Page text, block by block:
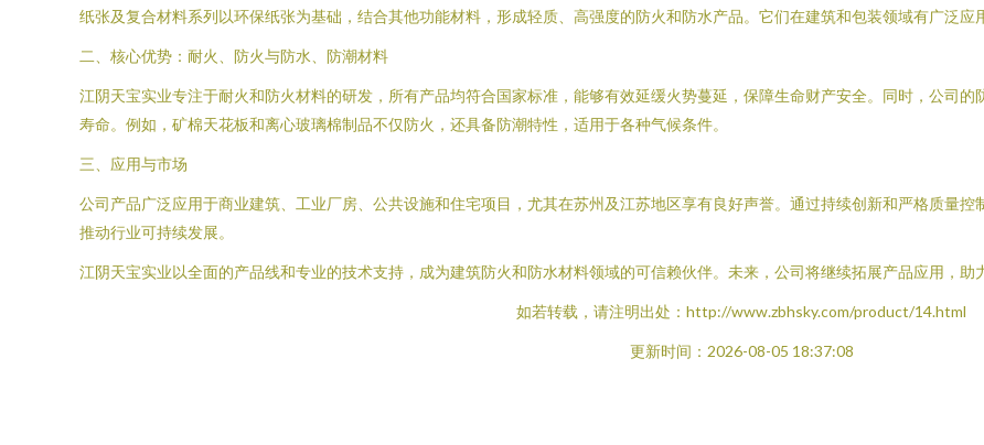
纸张及复合材料系列以环保纸张为基础，结合其他功能材料，形成轻质、高强度的防火和防水产品。它们在建筑和包装领域有广泛应
二、核心优势：耐火、防火与防水、防潮材料
江阴天宝实业专注于耐火和防火材料的研发，所有产品均符合国家标准，能够有效延缓火势蔓延，保障生命财产安全。同时，公司
寿命。例如，矿棉天花板和离心玻璃棉制品不仅防火，还具备防潮特性，适用于各种气候条件。
三、应用与市场
公司产品广泛应用于商业建筑、工业厂房、公共设施和住宅项目，尤其在苏州及江苏地区享有良好声誉。通过持续创新和严格质量控
推动行业可持续发展。
江阴天宝实业以全面的产品线和专业的技术支持，成为建筑防火和防水材料领域的可信赖伙伴。未来，公司将继续拓展产品应用，助
如若转载，请注明出处：http://www.zbhsky.com/product/14.html
更新时间：2026-08-05 18:37:08